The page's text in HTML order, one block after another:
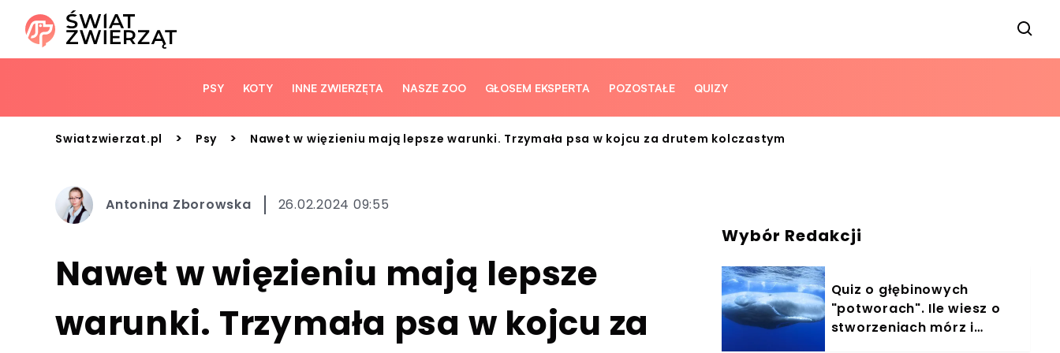
PSY KOTY INNE ZWIERZĘTA NASZE ZOO GŁOSEM EKSPERTA POZOSTAŁE QUIZY
Swiatzwierzat.pl > Psy > Nawet w więzieniu mają lepsze warunki. Trzymała psa w kojcu za drutem kolczastym
Antonina Zborowska 26.02.2024 09:55
Nawet w więzieniu mają lepsze
warunki. Trzymała psa w kojcu za
Wybór Redakcji
Quiz o głębinowych
"potworach". Ile wiesz o
stworzeniach mórz i